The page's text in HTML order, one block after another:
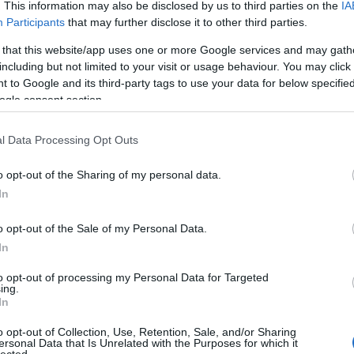
This information may also be disclosed by us to third parties on the
Participants that may further disclose it to other third parties.
that this website/app uses one or more Google services and may
but not limited to your visit or usage behaviour. You may
to Google and its third-party tags to use your data for below
consent section.
Data Processing Opt Outs
opt-out of the Sharing of my personal data.
opt-out of the Sale of my Personal Data.
opt-out of processing my Personal Data for Targeted
opt-out of Collection, Use, Retention, Sale, and/or Sharing
Data that Is Unrelated with the Purposes for which it